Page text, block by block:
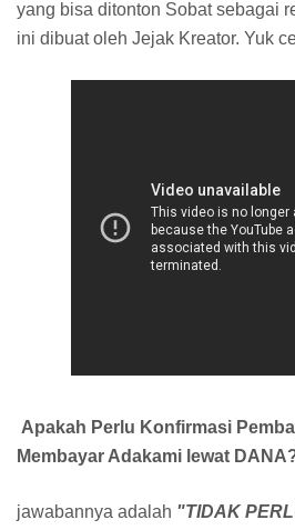
yang bisa ditonton Sobat sebagai
ini dibuat oleh Jejak Kreator. Yuk
Apakah Perlu Konfirmasi
Membayar Adakami lewat
jawabannya adalah "TIDAK